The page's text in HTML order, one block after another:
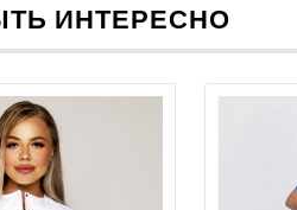
ИНТЕРЕСНО